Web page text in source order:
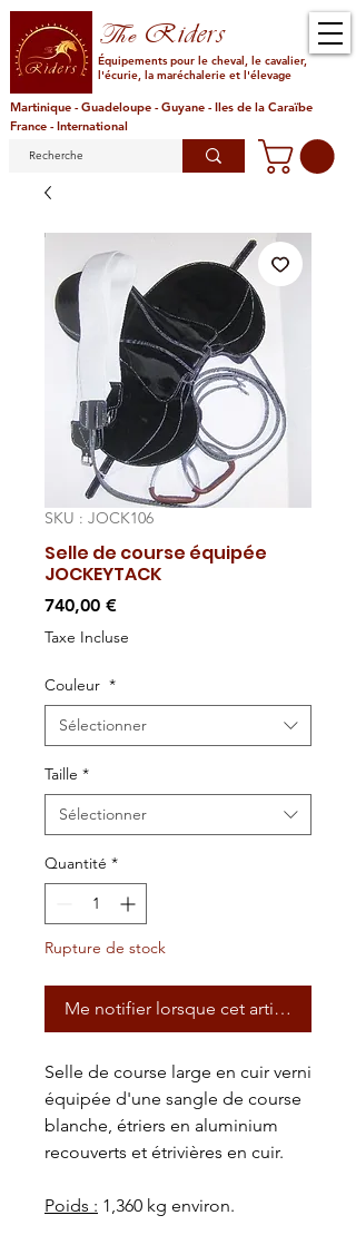
TheRiders
Équipements pour le cheval, le cavalier,
l'écurie, la maréchalerie et l'élevage
Martinique - Guadeloupe - Guyane - Iles de la Caraïbe
France - International
SKU : JOCK106
Selle de course équipée
JOCKEYTACK
740,00 €Prix
Taxe Incluse
Couleur *
Sélectionner
Taille *
Sélectionner
Quantité *
Rupture de stock
Me notifier lorsque cet article est
Selle de course large en cuir verni
équipée d'une sangle de course
blanche, étriers en aluminium
recouverts et étrivières en cuir.
Poids : 1,360 kg environ.